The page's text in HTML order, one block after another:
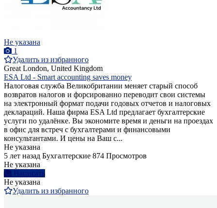
Не указана
1
Удалить из избранного
Great London, United Kingdom
ESA Ltd - Smart accounting saves money
Налоговая служба Великобритании меняет старый способ
возвратов налогов и форсированно переводит свои системы
на электронный формат подачи годовых отчетов и налоговых
деклараций. Наша фирма ESA Ltd предлагает бухгалтерские
услуги по удалёнке. Вы экономите время и деньги на проездах
в офис для встреч с бухгалтерами и финансовыми
консультантами. И цены на Ваш с...
Не указана
5 лет назад Бухгалтерские 874 Просмотров
Не указана
Написать
Не указана
Удалить из избранного